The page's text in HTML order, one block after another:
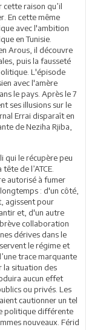
raison qu’il
En cette même
avec l'ambition
en Tunisie.
Arous, il découvre
puis la fausseté
L'épisode
avec l'amère
le pays. Après le 7
ses illusions sur le
Errai disparaît en
de Neziha Rjiba,
qui le récupère peu
de l’ATCE.
autorisé à fumer
: d'un côté,
agissent pour
et, d'un autre
collaboration
dérives dans le
le régime et
trace marquante
la situation des
aucun effet
ou privés. Les
cautionner un tel
politique différente
nouveaux. Férid